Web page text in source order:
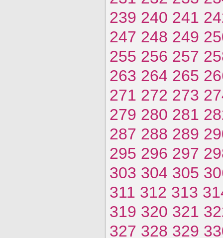
239 240 241
247 248 249
255 256 257
263 264 265
271 272 273
279 280 281
287 288 289
295 296 297
303 304 305
311 312 313
319 320 321
327 328 329